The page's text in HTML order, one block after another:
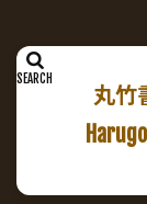
丸